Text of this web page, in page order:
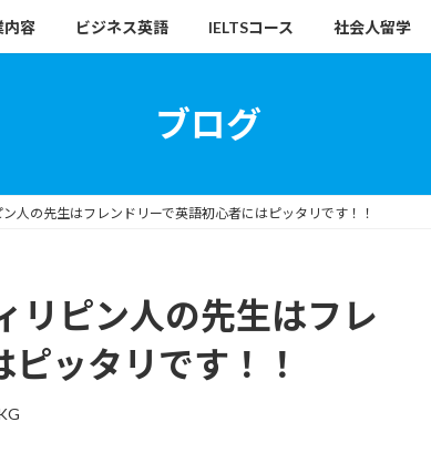
内容 ビジネス英語 IELTSコース 社会人留学
ブログ
人の先生はフレンドリーで英語初心者にはピッタリです！！
リピン人の先生はフレ
ッタリです！！